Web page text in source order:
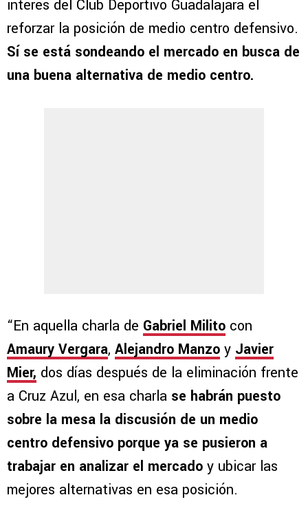
interés del Club Deportivo Guadalajara el
reforzar la posición de medio centro defensivo.
Sí se está sondeando el mercado en busca de
una buena alternativa de medio centro.
“En aquella charla de Gabriel Milito con
Amaury Vergara, Alejandro Manzo y Javier
Mier, dos días después de la eliminación frente
a Cruz Azul, en esa charla se habrán puesto
sobre la mesa la discusión de un medio
centro defensivo porque ya se pusieron a
trabajar en analizar el mercado y ubicar las
mejores alternativas en esa posición.